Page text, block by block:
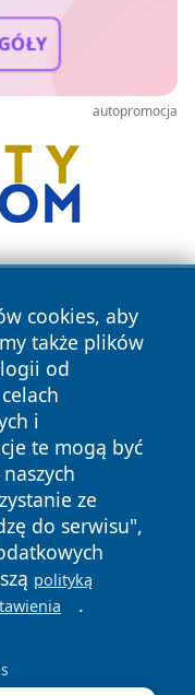
autopromocja
cookies, aby
także plików
od
i
te mogą być
ze
do serwisu",
polityką
.
prawa
Polityka
Cookies